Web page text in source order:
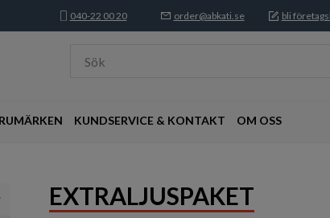
040-22 00 20 order@abkati.se bli
Sök
KUNDSERVICE & KONTAKT OM OSS
EXTRALJUSPAKET